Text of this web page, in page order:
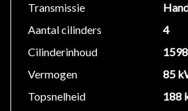
Exterieur:
Chroom delen exterieur
Dimlichten automatisch
Elektronische
Transmissie
Aantal cilinders
4
Cilinderinhoud
Vermogen
85
Topsnelheid
188